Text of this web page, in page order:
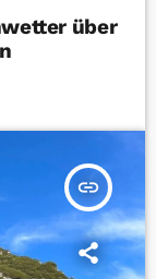
über
insert_link